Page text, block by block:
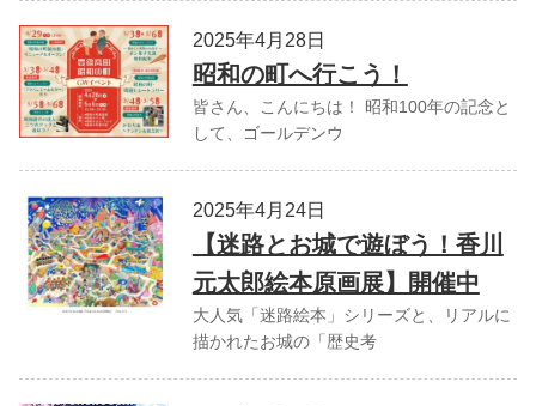
2025年4月28日
昭和の町へ行こう！
皆さん、こんにちは！ 昭和100年の記念と
して、ゴールデンウ
2025年4月24日
【迷路とお城で遊ぼう！香川
元太郎絵本原画展】開催中
大人気「迷路絵本」シリーズと、リアルに
描かれたお城の「歴史考